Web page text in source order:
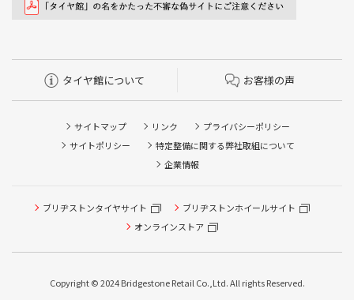
タイヤ館について お客様の声
サイトマップ リンク
プライバシーポリシー
サイトポリシー
特定整備に関する弊社取組について
企業情報
ブリヂストンタイヤサイト
ブリヂストンホイールサイト
オンラインストア
Copyright © 2024 Bridgestone Retail Co.,Ltd. All rights Reserved.
タイヤ点検・安全点検/タイヤ履き替え/オイル交換/その他